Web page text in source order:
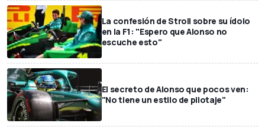
La confesión de Stroll sobre su ídolo
en la F1: "Espero que Alonso no
escuche esto"
El secreto de Alonso que pocos ven:
"No tiene un estilo de pilotaje"